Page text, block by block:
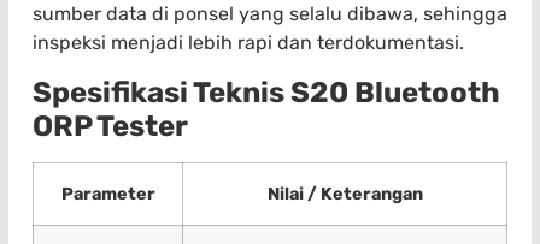
sumber data di ponsel yang selalu dibawa, sehingga
inspeksi menjadi lebih rapi dan terdokumentasi.
Spesifikasi Teknis S20 Bluetooth
ORP Tester
Parameter Nilai / Keterangan